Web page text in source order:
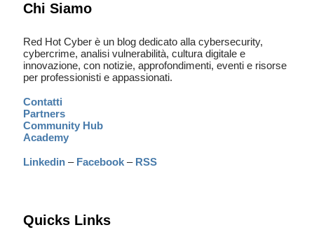
Chi Siamo
Red Hot Cyber è un blog dedicato alla cybersecurity,
cybercrime, analisi vulnerabilità, cultura digitale e
innovazione, con notizie, approfondimenti, eventi e risorse
per professionisti e appassionati.
Contatti
Partners
Community Hub
Academy
Linkedin – Facebook – RSS
Quicks Links